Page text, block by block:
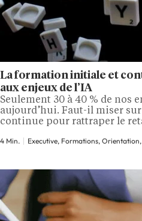
La formation initiale et
aux enjeux de l’IA
Seulement 30 à 40 % de nos
aujourd’hui. Faut-il miser
continue pour rattraper le
4 Min. Executive, Formations,